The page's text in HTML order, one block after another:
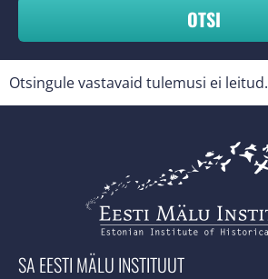
Otsingule vastavaid tulemusi ei leitud.
SA EESTI MÄLU INSTITUUT